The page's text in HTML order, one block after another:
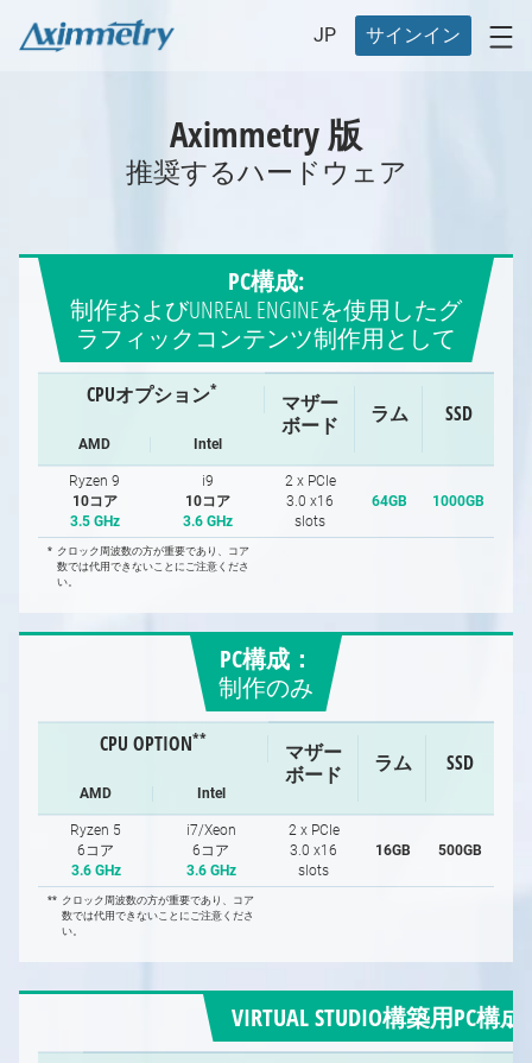
JP サインイン
Aximmetry 版
推奨するハードウェア
PC構成:
制作およびUNREAL ENGINEを使用したグ
ラフィックコンテンツ制作用として
CPUオプション*
マザー
ボード
ラム SSD
AMD Intel
Ryzen 9
10コア
3.5 GHz
i9
10コア
3.6 GHz
2 x PCIe
3.0 x16
slots
64GB 1000GB
* クロック周波数の方が重要であり、コア
数では代用できないことにご注意くださ
い。
PC構成：
制作のみ
CPU OPTION**
マザー
ボード
ラム SSD
AMD Intel
Ryzen 5
6コア
3.6 GHz
i7/Xeon
6コア
3.6 GHz
2 x PCIe
3.0 x16
slots
16GB 500GB
** クロック周波数の方が重要であり、コア
数では代用できないことにご注意くださ
い。
VIRTUAL STUDIO構築用PC